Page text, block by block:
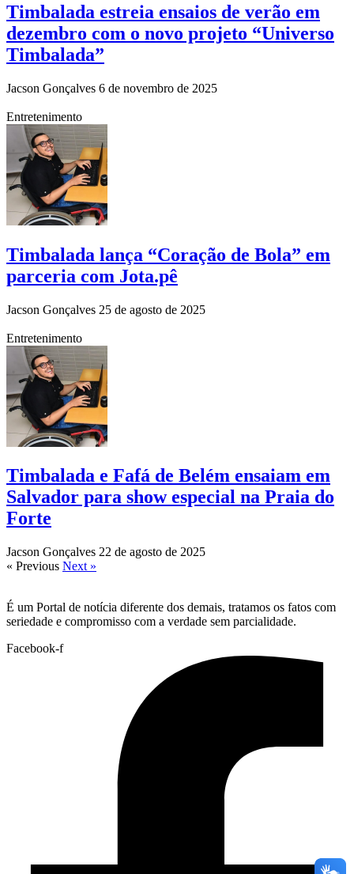
Timbalada estreia ensaios de verão em
dezembro com o novo projeto “Universo
Timbalada”
Jacson Gonçalves 6 de novembro de 2025
Entretenimento
Timbalada lança “Coração de Bola” em
parceria com Jota.pê
Jacson Gonçalves 25 de agosto de 2025
Entretenimento
Timbalada e Fafá de Belém ensaiam em
Salvador para show especial na Praia do
Forte
Jacson Gonçalves 22 de agosto de 2025
« Previous Next »
É um Portal de notícia diferente dos demais, tratamos os fatos com
seriedade e compromisso com a verdade sem parcialidade.
Facebook-f